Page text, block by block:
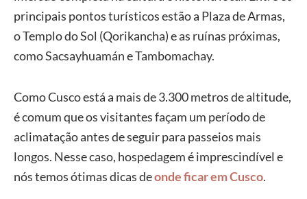
principais pontos turísticos estão a Plaza de Armas,
o Templo do Sol (Qorikancha) e as ruínas próximas,
como Sacsayhuamán e Tambomachay.
Como Cusco está a mais de 3.300 metros de altitude,
é comum que os visitantes façam um período de
aclimatação antes de seguir para passeios mais
longos. Nesse caso, hospedagem é imprescindível e
nós temos ótimas dicas deonde ficar em Cusco.